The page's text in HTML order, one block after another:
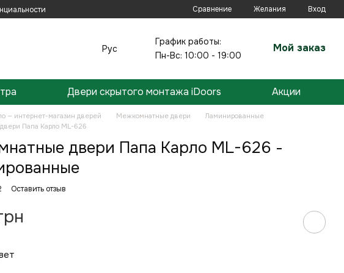
Сравнение Желания Вход
Рус
График работы:
Пн-Вс: 10:00 - 19:00
Мой заказ
Двери скрытого монтажа iDoors Акции
— интернет-магазин дверей Межкомнатные двери
Ламинированные
Папа Карло ML-626
двери Папа Карло ML-626 -
Оставить отзыв